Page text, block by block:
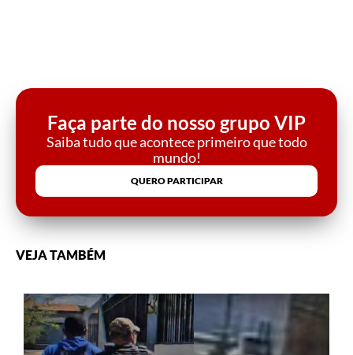
Faça parte do nosso grupo VIP
Saiba tudo que acontece primeiro que todo
mundo!
QUERO PARTICIPAR
VEJA TAMBÉM